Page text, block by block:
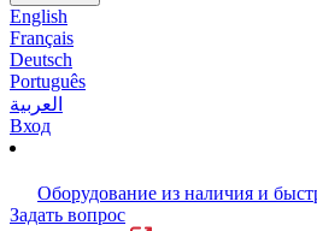
English
Français
Deutsch
Português
العربية
Вход
Оборудование из наличия и
Задать вопрос